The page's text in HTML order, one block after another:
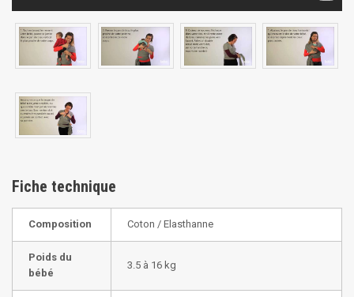
Fiche technique
Composition Coton / Elasthanne
Poids du
bébé
3.5 à 16 kg